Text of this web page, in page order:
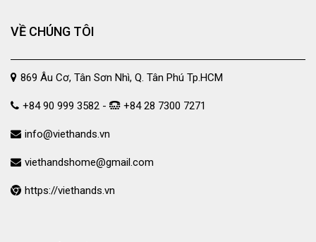
VỀ CHÚNG TÔI
869 Âu Cơ, Tân Sơn Nhì, Q. Tân Phú Tp.HCM
+84 90 999 3582 - +84 28 7300 7271
info@viethands.vn
viethandshome@gmail.com
https://viethands.vn